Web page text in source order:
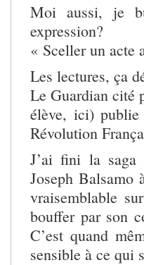
Moi aussi, je
expression?
« Sceller un acte
Les lectures, ça
Le Guardian cité
élève, ici)
Révolution
J’ai fini la saga
Joseph Balsamo
vraisemblable
bouffer par son
C’est quand
sensible à ce qui